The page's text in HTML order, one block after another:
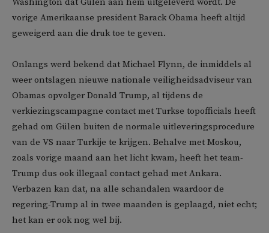
vorige Amerikaanse president Barack Obama heeft altijd
geweigerd aan die druk toe te geven.
Onlangs werd bekend dat Michael Flynn, de inmiddels al
weer ontslagen nieuwe nationale veiligheidsadviseur van
Obamas opvolger Donald Trump, al tijdens de
verkiezingscampagne contact met Turkse topofficials heeft
gehad om Gülen buiten de normale uitleveringsprocedure
van de VS naar Turkije te krijgen. Behalve met Moskou,
zoals vorige maand aan het licht kwam, heeft het team-
Trump dus ook illegaal contact gehad met Ankara.
Verbazen kan dat, na alle schandalen waardoor de
regering-Trump al in twee maanden is geplaagd, niet echt;
het kan er ook nog wel bij.